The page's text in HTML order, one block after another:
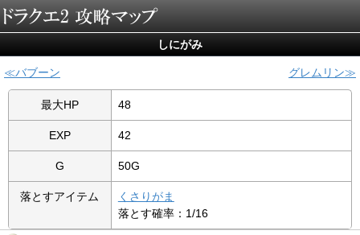
しにがみ
バブーン グレムリン
最大HP 48
EXP 42
G 50G
落とすアイテム
くさりがま
落とす確率：1/16